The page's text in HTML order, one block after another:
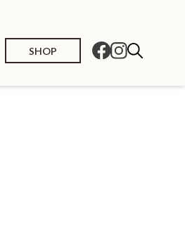
SHOP